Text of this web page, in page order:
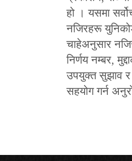
हो । यसमा
नजिरहरू
चाहेअनुसार
निर्णय नम्बर,
उपयुक्त सुझाव र
सहयोग गर्न